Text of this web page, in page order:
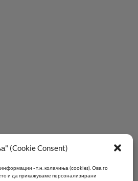
(Cookie Consent)
- т.н. колачиња (cookies).Ова го
и да прикажуваме персонализирани